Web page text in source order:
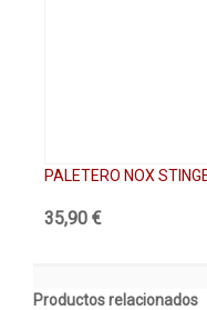
PALETERO NOX
35,90 €
Productos relacionados